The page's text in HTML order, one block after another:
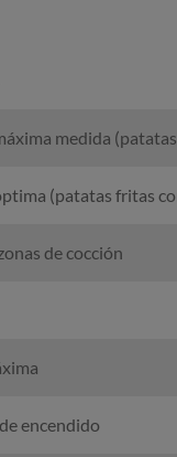
medida
(patatas fritas
de cocción
encendido